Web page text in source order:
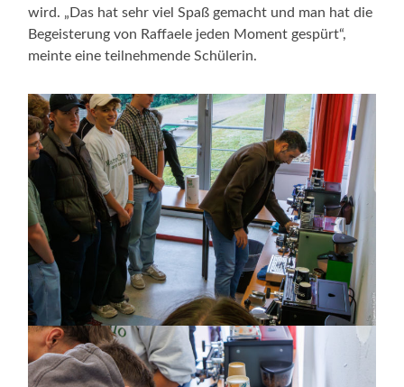
wird. „Das hat sehr viel Spaß gemacht und man hat die
Begeisterung von Raffaele jeden Moment gespürt“,
meinte eine teilnehmende Schülerin.